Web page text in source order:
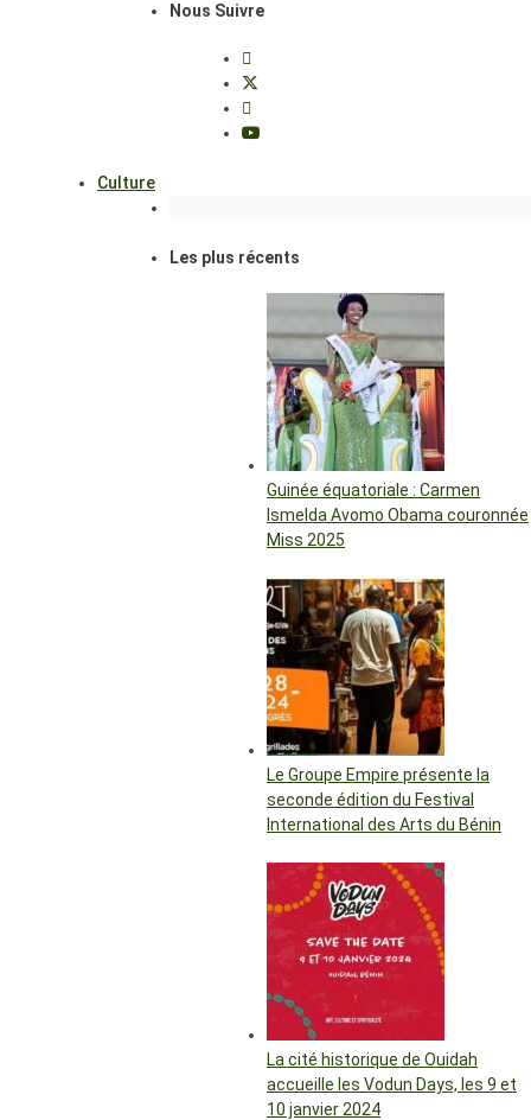
Nous Suivre
Culture
Les plus récents
Guinée équatoriale : Carmen
Ismelda Avomo Obama couronnée
Miss 2025
Le Groupe Empire présente la
seconde édition du Festival
International des Arts du Bénin
La cité historique de Ouidah
accueille les Vodun Days, les 9 et
10 janvier 2024